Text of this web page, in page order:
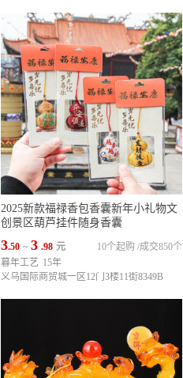
2025新款福禄香包香囊新年小礼物文
创景区葫芦挂件随身香囊
3.50 ~ 3 .98 元 成交850个
10个起购 /
暮年工艺 15年
义乌国际商贸城一区12门3楼11街8349B